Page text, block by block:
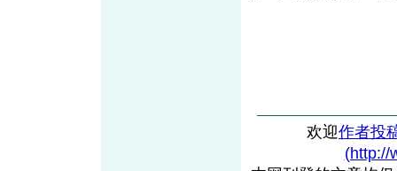
欢迎作者投
(http://